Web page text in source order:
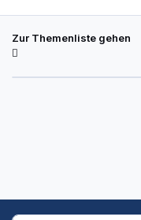
Zur Themenliste gehen